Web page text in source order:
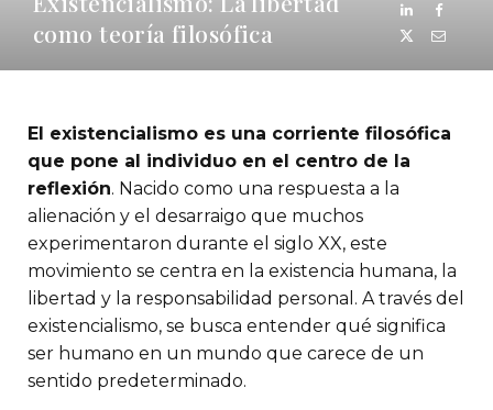
como teoría filosófica
El existencialismo es una corriente filosófica
que pone al individuo en el centro de la
reflexión. Nacido como una respuesta a la
alienación y el desarraigo que muchos
experimentaron durante el siglo XX, este
movimiento se centra en la existencia humana, la
libertad y la responsabilidad personal. A través del
existencialismo, se busca entender qué significa
ser humano en un mundo que carece de un
sentido predeterminado.